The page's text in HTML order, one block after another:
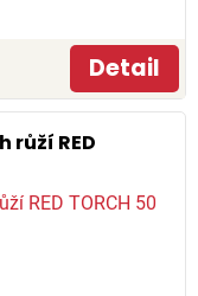
Detail
růží RED